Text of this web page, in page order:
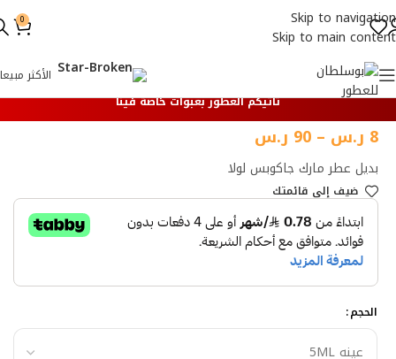
Skip to navigation
Skip to main content
0
الأكثر مبيعا
تأتيكم العطور بعبوات خاصة فينا
بديل عطر مارك جاكوبس لولا
8 ر.س –
90 ر.س
ضيف إلي قائمتك
الحجم